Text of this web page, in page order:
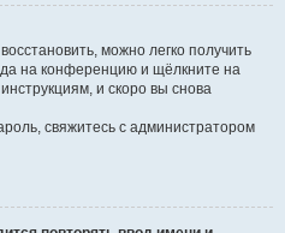
можно легко получить
на конференцию и щёлкните на
и скоро вы снова
свяжитесь с администратором